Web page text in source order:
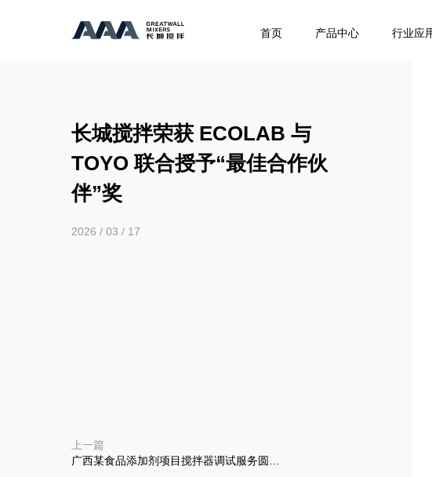
首页 产品中心 行业应
长城搅拌荣获 ECOLAB 与
TOYO 联合授予“最佳合作伙
伴”奖
2026 / 03 / 17
上一篇
广西某食品添加剂项目搅拌器调试服务圆满